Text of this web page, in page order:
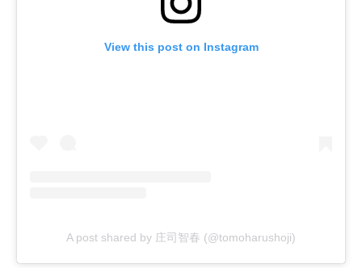
View this post on Instagram
A post shared by 庄司智春 (@tomoharushoji)